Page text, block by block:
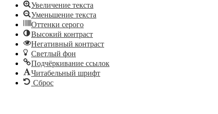
Увеличение текста
Уменьшение текста
Оттенки серого
Высокий контраст
Негативный контраст
Светлый фон
Подчёркивание ссылок
Читабельный шрифт
Сброс